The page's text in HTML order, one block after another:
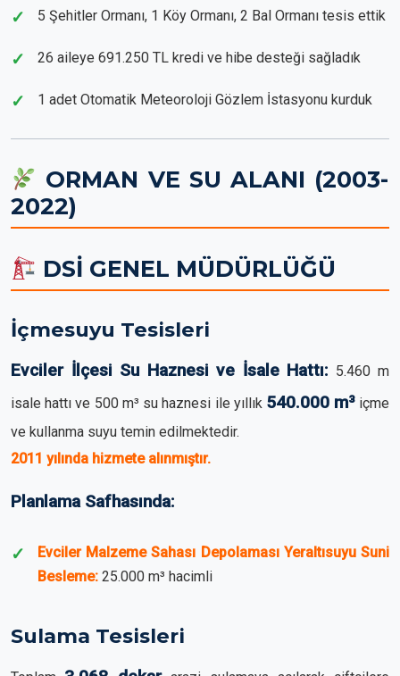
5 Şehitler Ormanı, 1 Köy Ormanı, 2 Bal Ormanı tesis ettik
26 aileye 691.250 TL kredi ve hibe desteği sağladık
1 adet Otomatik Meteoroloji Gözlem İstasyonu kurduk
ORMAN VE SU ALANI (2003-
2022)
DSİ GENEL MÜDÜRLÜĞÜ
İçmesuyu Tesisleri
Evciler İlçesi Su Haznesi ve İsale Hattı: 5.460 m
isale hattı ve 500 m³ su haznesi ile yıllık 540.000 m³içme
ve kullanma suyu temin edilmektedir.
2011 yılında hizmete alınmıştır.
Planlama Safhasında:
Evciler Malzeme Sahası Depolaması Yeraltısuyu Suni
Besleme: 25.000 m³ hacimli
Sulama Tesisleri